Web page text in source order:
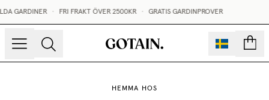
• FRI FRAKT ÖVER 2500KR • GRATIS GARDINPROVER
HEMMA HOS